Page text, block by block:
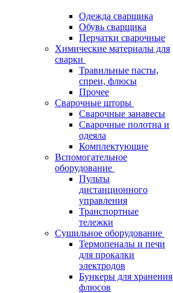
Одежда сварщика
Обувь сварщика
Перчатки сварочные
Химические материалы для
сварки
Травильные пасты,
спреи, флюсы
Прочее
Сварочные шторы
Сварочные занавесы
Сварочные полотна и
одеяла
Комплектующие
Вспомогательное
оборудование
Пульты
дистанционного
управления
Транспортные
тележки
Сушильное оборудование
Термопеналы и печи
для прокалки
электродов
Бункеры для хранения
флюсов